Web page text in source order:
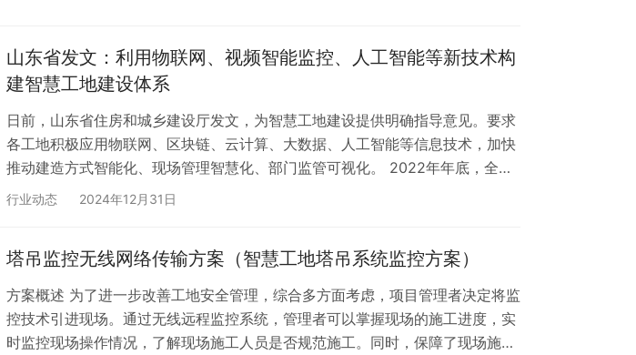
大多集中在城市新开发区或城乡接合部，管线到位率低且施工区域阻断故障多
发。另外，…
山东省发文：利用物联网、视频智能监控、人工智能等新技术构
建智慧工地建设体系
日前，山东省住房和城乡建设厅发文，为智慧工地建设提供明确指导意见。要求
各工地积极应用物联网、区块链、云计算、大数据、人工智能等信息技术，加快
推动建造方式智能化、现场管理智慧化、部门监管可视化。 2022年年底，全面
推行智慧工地 其要求两年求突破。到2022年年底，全面推行二星（AA）级智慧
从业人员中加快普及工程区块链、物联网、大数据、互联网、人工智能等知识…
行业动态 2024年12月31日
塔吊监控无线网络传输方案（智慧工地塔吊系统监控方案）
方案概述 为了进一步改善工地安全管理，综合多方面考虑，项目管理者决定将监
控技术引进现场。通过无线远程监控系统，管理者可以掌握现场的施工进度，实
时监控现场操作情况，了解现场施工人员是否规范施工。同时，保障了现场施工